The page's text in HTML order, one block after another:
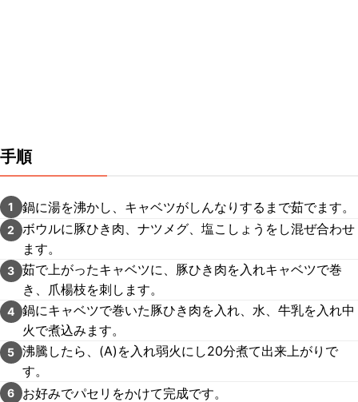
手順
1 鍋に湯を沸かし、キャベツがしんなりするまで茹でます。
2
ボウルに豚ひき肉、ナツメグ、塩こしょうをし混ぜ合わせ
ます。
3 茹で上がったキャベツに、豚ひき肉を入れキャベツで巻
き、爪楊枝を刺します。
4 鍋にキャベツで巻いた豚ひき肉を入れ、水、牛乳を入れ中
火で煮込みます。
5 沸騰したら、(A)を入れ弱火にし20分煮て出来上がりで
す。
6 お好みでパセリをかけて完成です。